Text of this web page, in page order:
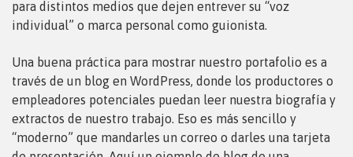
para distintos medios que dejen entrever su “voz
individual” o marca personal como guionista.
Una buena práctica para mostrar nuestro portafolio es a
través de un blog en WordPress, donde los productores o
empleadores potenciales puedan leer nuestra biografía y
extractos de nuestro trabajo. Eso es más sencillo y
“moderno” que mandarles un correo o darles una tarjeta